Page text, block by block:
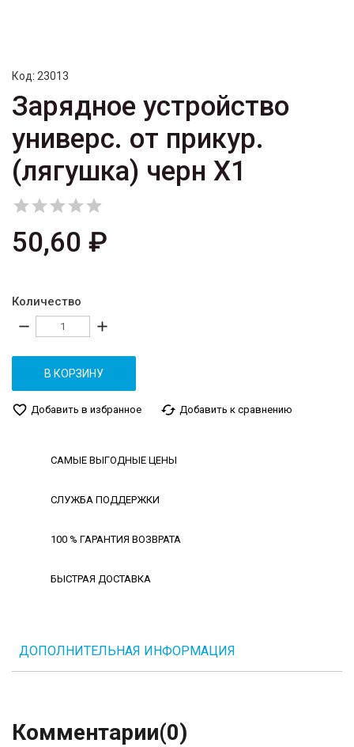
Код: 23013
Зарядное устройство
универс. от прикур.
(лягушка) черн X1

50,60 ₽
Количество
remove add
В КОРЗИНУ
favorite_border Добавить в избранное cached Добавить к сравнению
САМЫЕ ВЫГОДНЫЕ ЦЕНЫ
СЛУЖБА ПОДДЕРЖКИ
100 % ГАРАНТИЯ ВОЗВРАТА
БЫСТРАЯ ДОСТАВКА
ДОПОЛНИТЕЛЬНАЯ ИНФОРМАЦИЯ
Комментарии(0)